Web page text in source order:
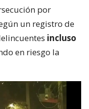
por
un registro de
incluso
en riesgo la